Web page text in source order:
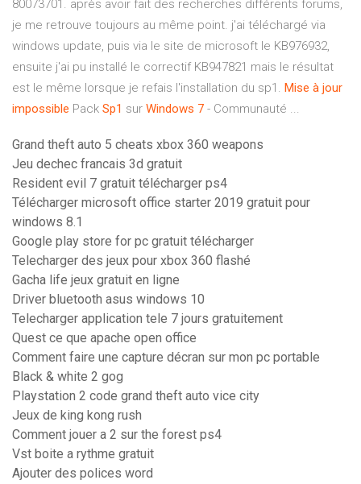
80073701. après avoir fait des recherches différents forums,
je me retrouve toujours au même point. j'ai téléchargé via
windows update, puis via le site de microsoft le KB976932,
ensuite j'ai pu installé le correctif KB947821 mais le résultat
est le même lorsque je refais l'installation du sp1. Mise à jour
impossible Pack Sp1 sur Windows 7 - Communauté ...
Grand theft auto 5 cheats xbox 360 weapons
Jeu dechec francais 3d gratuit
Resident evil 7 gratuit télécharger ps4
Télécharger microsoft office starter 2019 gratuit pour
windows 8.1
Google play store for pc gratuit télécharger
Telecharger des jeux pour xbox 360 flashé
Gacha life jeux gratuit en ligne
Driver bluetooth asus windows 10
Telecharger application tele 7 jours gratuitement
Quest ce que apache open office
Comment faire une capture décran sur mon pc portable
Black & white 2 gog
Playstation 2 code grand theft auto vice city
Jeux de king kong rush
Comment jouer a 2 sur the forest ps4
Vst boite a rythme gratuit
Ajouter des polices word